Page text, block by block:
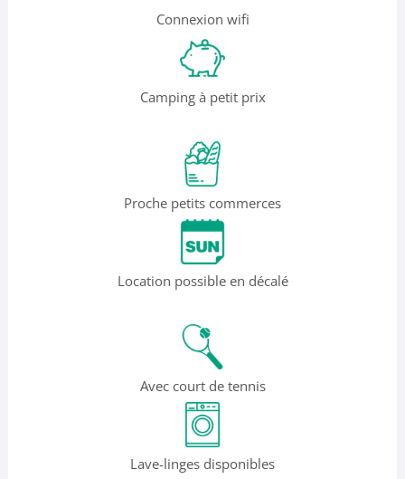
Connexion wifi
Camping à petit prix
Proche petits commerces
Location possible en décalé
Avec court de tennis
Lave-linges disponibles